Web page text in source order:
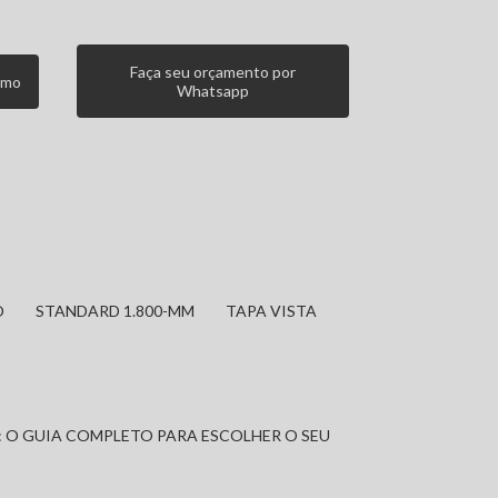
Faça seu orçamento por
Whatsapp
STANDARD 1.800-MM TAPA VISTA
GUIA COMPLETO PARA ESCOLHER O SEU